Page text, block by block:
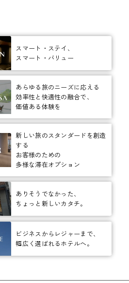
スマート・ステイ、
スマート・バリュー
あらゆる旅のニーズに応える
効率性と快適性の融合で、
価値ある体験を
新しい旅のスタンダードを創造
する
お客様のための
多様な滞在オプション
ありそうでなかった、
ちょっと新しいカタチ。
ビジネスからレジャーまで、
幅広く選ばれるホテルへ。